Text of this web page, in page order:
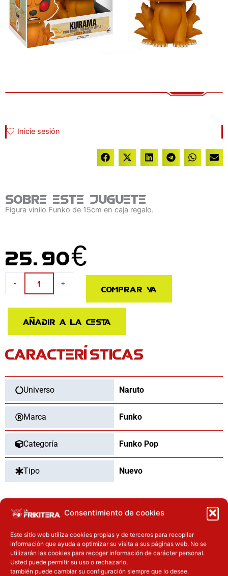
Consentimiento de cookies
Este sitio web utiliza cookies propias y de terceros para recopilar
información que ayuda a optimizar su visita a sus páginas web. No se
utilizarán las cookies para recoger información de carácter personal.
Usted puede permitir su uso o rechazarlo,
también puede cambiar su configuración siempre que lo desee.
Inicie sesión
Sobre este juguete
Figura vinilo Funko de 15cm en caja regalo.
25.90€
-
Kurama
15cm
+ Comprar ya
Añadir a la cesta
CARACTERÍSTICAS
Universo Naruto
Marca Funko
Categoría Funko Pop
Tipo Nuevo
OTROS PRODUCTOS QUE TE
PUEDEN INTERESAR
Inicie sesión
El precio original era: 34.90€.El precio actual es: 17.45€.
Inicie sesión
El precio original era: 129.90€.
El precio actual es: 97.42€.